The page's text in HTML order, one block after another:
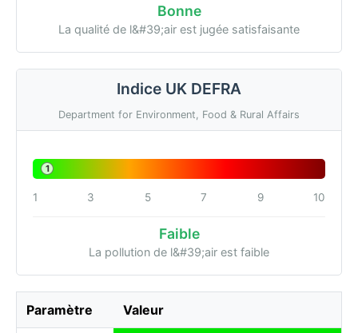
Bonne
La qualité de l&#39;air est jugée satisfaisante
Indice UK DEFRA
Department for Environment, Food & Rural Affairs
1
1 3 5 7 9 10
Faible
La pollution de l&#39;air est faible
Paramètre Valeur